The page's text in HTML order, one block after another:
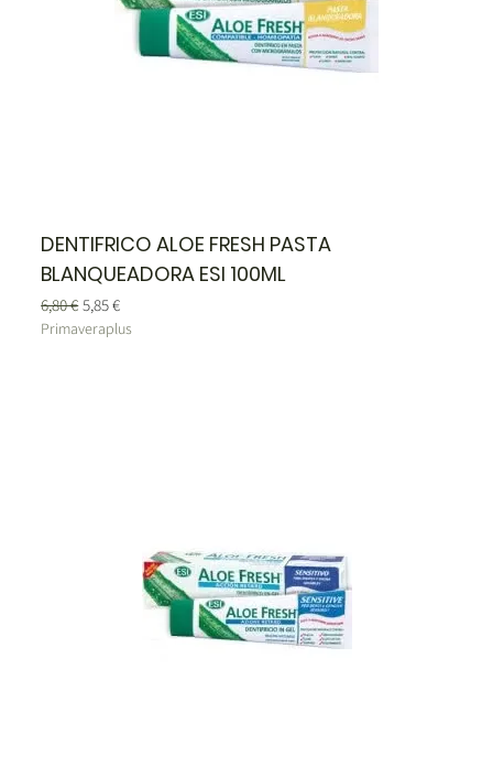
DENTIFRICO ALOE FRESH PASTA
BLANQUEADORA ESI 100ML
Precio
6,80 € Precio de oferta
5,85 €
Primaveraplus